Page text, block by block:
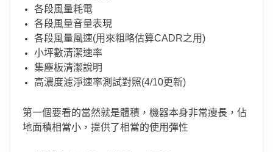
各段風量耗電
各段風量音量表現
各段風量風速(用來粗略估算CADR之用)
小坪數清潔速率
集塵板清潔說明
高濃度濾淨速率測試對照(4/10更新)
第一個要看的當然就是體積，機器本身非常瘦長，佔
地面積相當小，提供了相當的使用彈性